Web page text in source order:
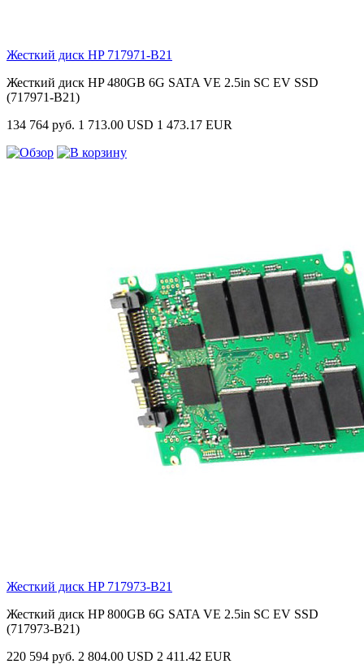
Жесткий диск HP 717971-B21
Жесткий диск HP 480GB 6G SATA VE 2.5in SC EV SSD
(717971-B21)
134 764 руб. 1 713.00 USD 1 473.17 EUR
Жесткий диск HP 717973-B21
Жесткий диск HP 800GB 6G SATA VE 2.5in SC EV SSD
(717973-B21)
220 594 руб. 2 804.00 USD 2 411.42 EUR